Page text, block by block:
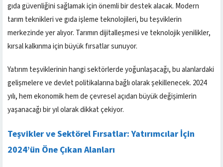
gıda güvenliğini sağlamak için önemli bir destek alacak. Modern
tarım teknikleri ve gıda işleme teknolojileri, bu teşviklerin
merkezinde yer alıyor. Tarımın dijitalleşmesi ve teknolojik yenilikler,
kırsal kalkınma için büyük fırsatlar sunuyor.
Yatırım teşviklerinin hangi sektörlerde yoğunlaşacağı, bu alanlardaki
gelişmelere ve devlet politikalarına bağlı olarak şekillenecek. 2024
yılı, hem ekonomik hem de çevresel açıdan büyük değişimlerin
yaşanacağı bir yıl olarak dikkat çekiyor.
Teşvikler ve Sektörel Fırsatlar: Yatırımcılar İçin
2024’ün Öne Çıkan Alanları